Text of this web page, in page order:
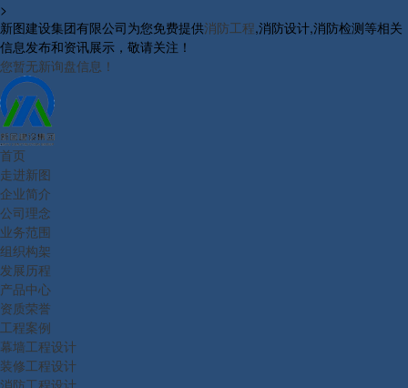
>
新图建设集团有限公司为您免费提供消防工程,消防设计,消防检测等相关
信息发布和资讯展示，敬请关注！
您暂无新询盘信息！
首页
走进新图
企业简介
公司理念
业务范围
组织构架
发展历程
产品中心
资质荣誉
工程案例
幕墙工程设计
装修工程设计
消防工程设计